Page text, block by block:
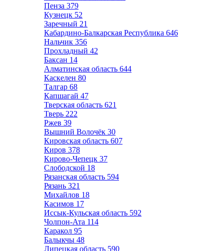
Пенза 379
Кузнецк 52
Заречный 21
Кабардино-Балкарская Республика 646
Нальчик 356
Прохладный 42
Баксан 14
Алматинская область 644
Каскелен 80
Талгар 68
Капшагай 47
Тверская область 621
Тверь 222
Ржев 39
Вышний Волочёк 30
Кировская область 607
Киров 378
Кирово-Чепецк 37
Слободской 18
Рязанская область 594
Рязань 321
Михайлов 18
Касимов 17
Иссык-Кульская область 592
Чолпон-Ата 114
Каракол 95
Балыкчы 48
Липецкая область 590